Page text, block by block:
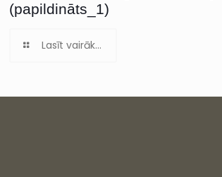
(papildināts_1)
Lasīt vairāk...